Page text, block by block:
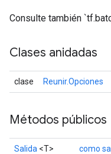
Consulte también
Clases anidadas
clase Reunir.Opciones
Métodos públicos
Salida <T> como